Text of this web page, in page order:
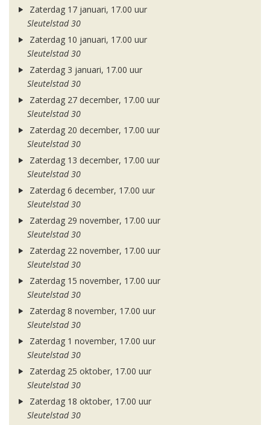
Zaterdag 17 januari, 17.00 uur
Sleutelstad 30
Zaterdag 10 januari, 17.00 uur
Sleutelstad 30
Zaterdag 3 januari, 17.00 uur
Sleutelstad 30
Zaterdag 27 december, 17.00 uur
Sleutelstad 30
Zaterdag 20 december, 17.00 uur
Sleutelstad 30
Zaterdag 13 december, 17.00 uur
Sleutelstad 30
Zaterdag 6 december, 17.00 uur
Sleutelstad 30
Zaterdag 29 november, 17.00 uur
Sleutelstad 30
Zaterdag 22 november, 17.00 uur
Sleutelstad 30
Zaterdag 15 november, 17.00 uur
Sleutelstad 30
Zaterdag 8 november, 17.00 uur
Sleutelstad 30
Zaterdag 1 november, 17.00 uur
Sleutelstad 30
Zaterdag 25 oktober, 17.00 uur
Sleutelstad 30
Zaterdag 18 oktober, 17.00 uur
Sleutelstad 30